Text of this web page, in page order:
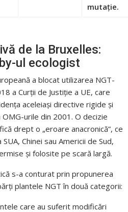
mutație.
de la Bruxelles:
ul ecologist
a blocat utilizarea NGT-
a Curții de Justiție a UE, care
aceleiași directive rigide și
urile din 2001. O decizie
drept o „eroare anacronică”, ce
Chinei sau Americii de Sud,
și folosite pe scară largă.
s-a conturat prin propunerea
plantele NGT în două categorii:
care au suferit modificări